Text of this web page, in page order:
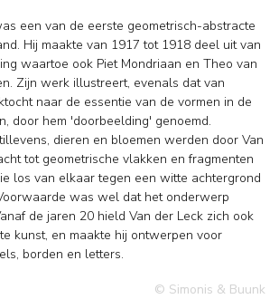
een van de eerste geometrisch-abstracte
Hij maakte van 1917 tot 1918 deel uit van
waartoe ook Piet Mondriaan en Theo van
Zijn werk illustreert, evenals dat van
naar de essentie van de vormen in de
door hem 'doorbeelding' genoemd.
dieren en bloemen werden door Van
tot geometrische vlakken en fragmenten
los van elkaar tegen een witte achtergrond
was wel dat het onderwerp
de jaren 20 hield Van der Leck zich ook
kunst, en maakte hij ontwerpen voor
borden en letters.
© Simonis & Buunk